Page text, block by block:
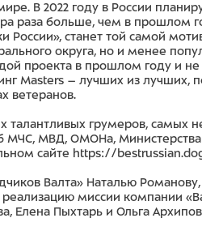
В 2022 году в России
раза больше, чем в прошлом
станет той самой
округа, но и менее
проекта в прошлом году и
Masters – лучших из лучших,
ветеранов.
талантливых грумеров, самых
МЧС, МВД, ОМОНа,
сайте https://
Валта» Наталью Романову,
миссии компании
Пыхтарь и Ольга